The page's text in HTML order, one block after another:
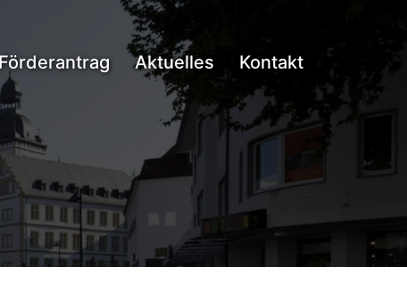
Förderantrag Aktuelles Kontakt